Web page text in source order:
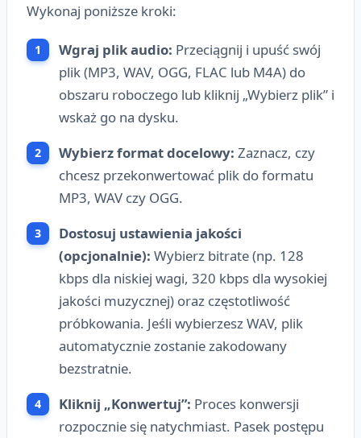
Wykonaj poniższe kroki:
Wgraj plik audio: Przeciągnij i upuść swój
plik (MP3, WAV, OGG, FLAC lub M4A) do
obszaru roboczego lub kliknij „Wybierz plik” i
wskaż go na dysku.
Wybierz format docelowy: Zaznacz, czy
chcesz przekonwertować plik do formatu
MP3, WAV czy OGG.
Dostosuj ustawienia jakości
(opcjonalnie): Wybierz bitrate (np. 128
kbps dla niskiej wagi, 320 kbps dla wysokiej
jakości muzycznej) oraz częstotliwość
próbkowania. Jeśli wybierzesz WAV, plik
automatycznie zostanie zakodowany
bezstratnie.
Kliknij „Konwertuj”: Proces konwersji
rozpocznie się natychmiast. Pasek postępu